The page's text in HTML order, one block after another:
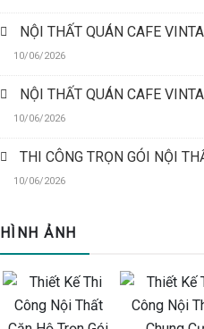
NỘI THẤT QUÁN CAFE
10/06/2026
NỘI THẤT QUÁN CAFE
10/06/2026
THI CÔNG TRỌN GÓI NỘI
10/06/2026
HÌNH ẢNH